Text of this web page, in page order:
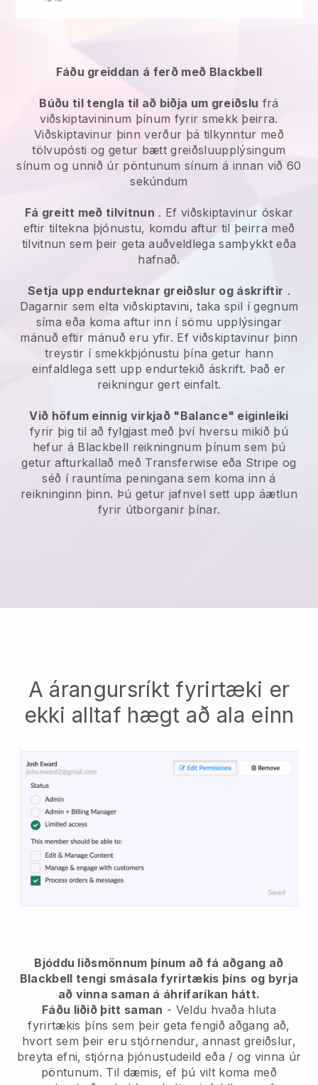
Fáðu greiddan á ferð með Blackbell
Búðu til tengla til að biðja um greiðslu frá
viðskiptavininum þínum fyrir smekk þeirra.
Viðskiptavinur þinn verður þá tilkynntur með
tölvupósti og getur bætt greiðsluupplýsingum
sínum og unnið úr pöntunum sínum á innan við 60
sekúndum
Fá greitt með tilvitnun . Ef viðskiptavinur óskar
eftir tiltekna þjónustu, komdu aftur til þeirra með
tilvitnun sem þeir geta auðveldlega samþykkt eða
hafnað.
Setja upp endurteknar greiðslur og áskriftir .
Dagarnir sem elta viðskiptavini, taka spil í gegnum
síma eða koma aftur inn í sömu upplýsingar
mánuð eftir mánuð eru yfir. Ef viðskiptavinur þinn
treystir í smekkþjónustu þína getur hann
einfaldlega sett upp endurtekið áskrift. Það er
reikningur gert einfalt.
Við höfum einnig virkjað "Balance" eiginleiki
fyrir þig til að fylgjast með því hversu mikið þú
hefur á Blackbell reikningnum þínum sem þú
getur afturkallað með Transferwise eða Stripe og
séð í rauntíma peningana sem koma inn á
reikninginn þinn. Þú getur jafnvel sett upp áætlun
fyrir útborganir þínar.
A árangursríkt fyrirtæki er
ekki alltaf hægt að ala einn
Bjóddu liðsmönnum þínum að fá aðgang að
Blackbell tengi smásala fyrirtækis þíns og byrja
að vinna saman á áhrifaríkan hátt.
Fáðu liðið þitt saman - Veldu hvaða hluta
fyrirtækis þíns sem þeir geta fengið aðgang að,
hvort sem þeir eru stjórnendur, annast greiðslur,
breyta efni, stjórna þjónustudeild eða / og vinna úr
pöntunum. Til dæmis, ef þú vilt koma með